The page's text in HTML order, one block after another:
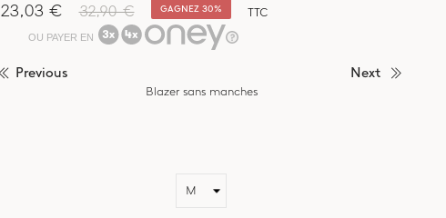
23,03 € 32,90 € GAGNEZ 30% TTC
OU PAYER EN
Blazer sans manches
Previous Next